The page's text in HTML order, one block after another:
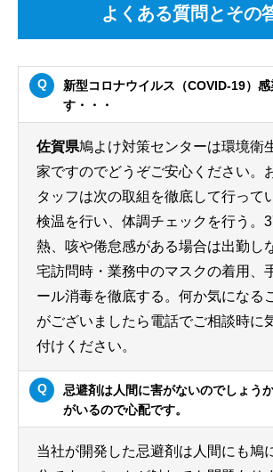
よくある質問とその
新型コロナウイルス（COVID-19）
す・・・
佐賀県鳩よけ対策センターは環境衛
家ですのでどうぞご安心ください。
タッフは次の取組を徹底して行って
検温を行い、体調チェックを行う。
熱、咳や倦怠感がある場合は出勤し
宅訪問時・業務中のマスクの着用、
ール消毒を徹底する。何か気になる
がございましたら電話でご相談時に
付けください。
忌避剤は人間に害がないのでしょう
がいるので心配です。
当社が開発した忌避剤は人間にも鳩